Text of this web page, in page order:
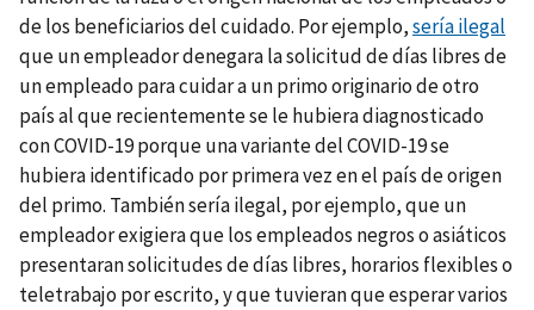
de los beneficiarios del cuidado. Por ejemplo,sería ilegal
que un empleador denegara la solicitud de días libres de
un empleado para cuidar a un primo originario de otro
país al que recientemente se le hubiera diagnosticado
con COVID-19 porque una variante del COVID-19 se
hubiera identificado por primera vez en el país de origen
del primo. También sería ilegal, por ejemplo, que un
empleador exigiera que los empleados negros o asiáticos
presentaran solicitudes de días libres, horarios flexibles o
teletrabajo por escrito, y que tuvieran que esperar varios